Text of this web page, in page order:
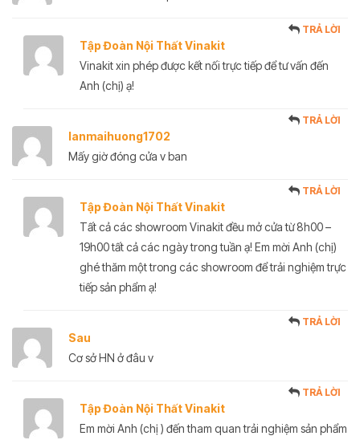
Tập Đoàn Nội Thất Vinakit
TRẢ LỜI
Vinakit xin phép được kết nối trực tiếp để tư vấn đến
Anh (chị) ạ!
lanmaihuong1702
TRẢ LỜI
Mấy giờ đóng cửa v ban
Tập Đoàn Nội Thất Vinakit
TRẢ LỜI
Tất cả các showroom Vinakit đều mở cửa từ 8h00 –
19h00 tất cả các ngày trong tuần ạ! Em mời Anh (chị)
ghé thăm một trong các showroom để trải nghiệm trực
tiếp sản phẩm ạ!
Sau
TRẢ LỜI
Cơ sở HN ở đâu v
Tập Đoàn Nội Thất Vinakit
TRẢ LỜI
Em mời Anh (chị ) đến tham quan trải nghiệm sản phẩm